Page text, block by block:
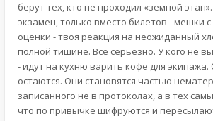
берут тех, кто не проходил «земной
экзамен, только вместо билетов - мешки
оценки - твоя реакция на неожиданный
полной тишине. Всё серьёзно. У кого не
- идут на кухню варить кофе для экипажа.
остаются. Они становятся частью
записанного не в протоколах, а в тех
что по привычке шифруются и